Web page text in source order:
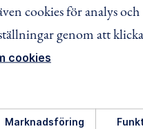
du har alltså
det är att du ställer
du kan jobba mer.
cookies för analys och
genom att
cookies
Marknadsföring